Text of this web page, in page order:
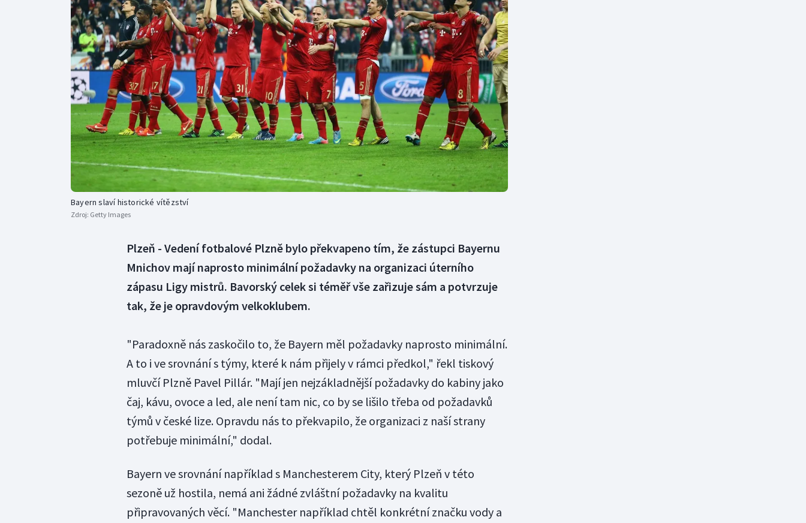
Curling
Dostihy
Florbal
Futsal
Golf
Gymnastika
Moderní pětiboj
Motorsport
Olympijské hry
Parasport
Plavání
Plážový volejbal
Triatlon
Veslování
Vodní slalom
Volejbal
Ostatní
Bayern slaví historické vítězství
Zdroj: Getty Images
Plzeň - Vedení fotbalové Plzně bylo překvapeno tím, že zástupci Bayernu
Mnichov mají naprosto minimální požadavky na organizaci úterního
zápasu Ligy mistrů. Bavorský celek si téměř vše zařizuje sám a potvrzuje
tak, že je opravdovým velkoklubem.
"Paradoxně nás zaskočilo to, že Bayern měl požadavky naprosto minimální.
A to i ve srovnání s týmy, které k nám přijely v rámci předkol," řekl tiskový
mluvčí Plzně Pavel Pillár. "Mají jen nejzákladnější požadavky do kabiny jako
čaj, kávu, ovoce a led, ale není tam nic, co by se lišilo třeba od požadavků
týmů v české lize. Opravdu nás to překvapilo, že organizaci z naší strany
potřebuje minimální," dodal.
Bayern ve srovnání například s Manchesterem City, který Plzeň v této
sezoně už hostila, nemá ani žádné zvláštní požadavky na kvalitu
připravovaných věcí. "Manchester například chtěl konkrétní značku vody a